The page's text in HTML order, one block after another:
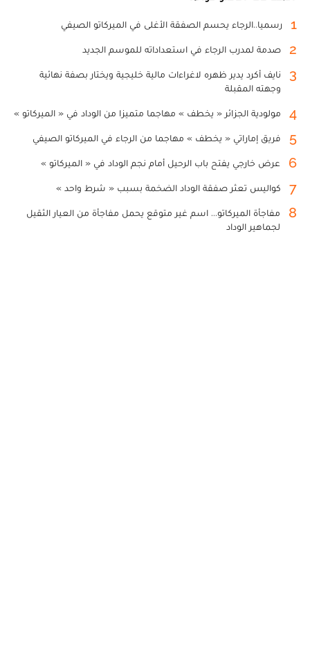
1 رسميا..الرجاء يحسم الصفقة الأغلى في الميركاتو الصيفي
2 صدمة لمدرب الرجاء في استعداداته للموسم الجديد
3
نايف أكرد يدير ظهره لاغراءات مالية خليجية ويختار بصفة نهائية
وجهته المقبلة
4 مولودية الجزائر « يخطف » مهاجما متميزا من الوداد في « الميركاتو »
5 فريق إماراتي « يخطف » مهاجما من الرجاء في الميركاتو الصيفي
6 عرض خارجي يفتح باب الرحيل أمام نجم الوداد في « الميركاتو »
7 كواليس تعثر صفقة الوداد الضخمة بسبب « شرط واحد »
8
مفاجأة الميركاتو... اسم غير متوقع يحمل مفاجأة من العيار الثقيل
لجماهير الوداد